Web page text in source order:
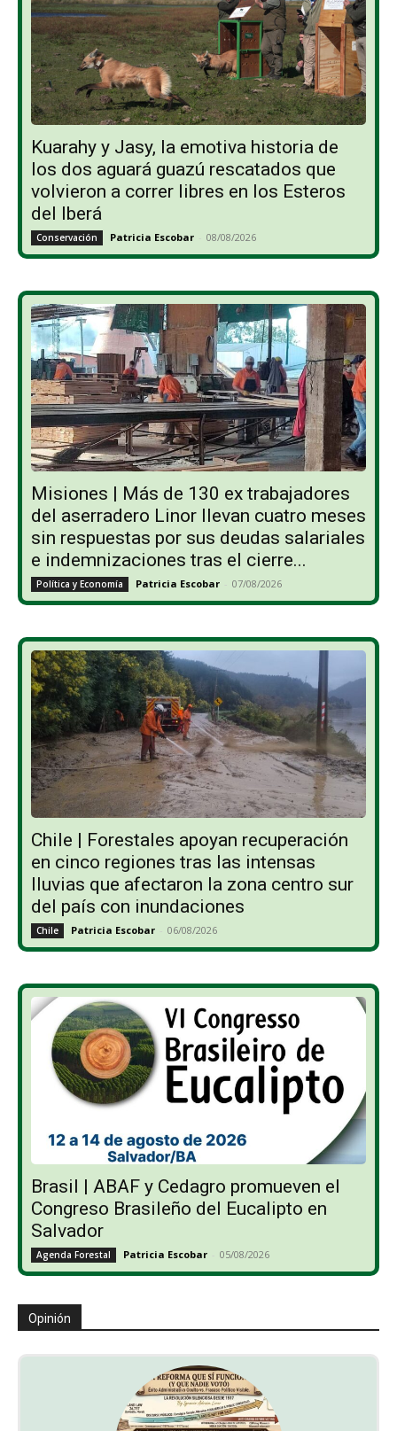
Kuarahy y Jasy, la emotiva historia de
los dos aguará guazú rescatados que
volvieron a correr libres en los Esteros
del Iberá
Conservación Patricia Escobar - 08/08/2026
Misiones | Más de 130 ex trabajadores
del aserradero Linor llevan cuatro meses
sin respuestas por sus deudas salariales
e indemnizaciones tras el cierre...
Política y Economía Patricia Escobar - 07/08/2026
Chile | Forestales apoyan recuperación
en cinco regiones tras las intensas
lluvias que afectaron la zona centro sur
del país con inundaciones
Chile Patricia Escobar - 06/08/2026
Brasil | ABAF y Cedagro promueven el
Congreso Brasileño del Eucalipto en
Salvador
Agenda Forestal Patricia Escobar - 05/08/2026
Opinión